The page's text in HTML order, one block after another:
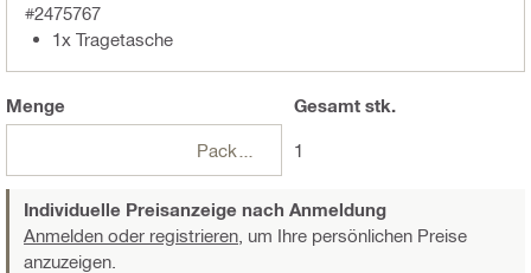
#2475767
1x Tragetasche
Menge
Packungen
Gesamtstk.
1
Individuelle Preisanzeige nach Anmeldung
Anmelden oder registrieren, um Ihre persönlichen Preise
anzuzeigen.